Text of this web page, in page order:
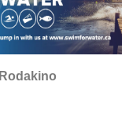
Rodakino